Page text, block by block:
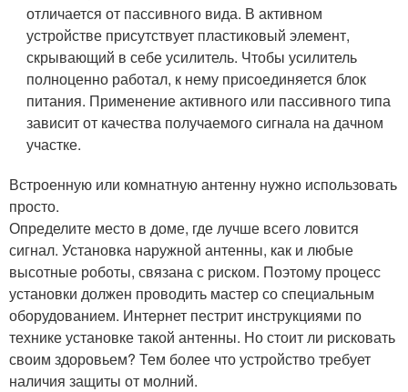
отличается от пассивного вида. В активном
устройстве присутствует пластиковый элемент,
скрывающий в себе усилитель. Чтобы усилитель
полноценно работал, к нему присоединяется блок
питания. Применение активного или пассивного типа
зависит от качества получаемого сигнала на дачном
участке.
Встроенную или комнатную антенну нужно использовать
просто.
Определите место в доме, где лучше всего ловится
сигнал. Установка наружной антенны, как и любые
высотные роботы, связана с риском. Поэтому процесс
установки должен проводить мастер со специальным
оборудованием. Интернет пестрит инструкциями по
технике установке такой антенны. Но стоит ли рисковать
своим здоровьем? Тем более что устройство требует
наличия защиты от молний.